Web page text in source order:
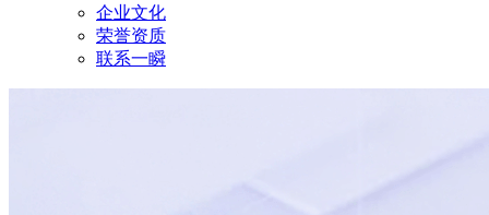
企业文化
荣誉资质
联系一瞬